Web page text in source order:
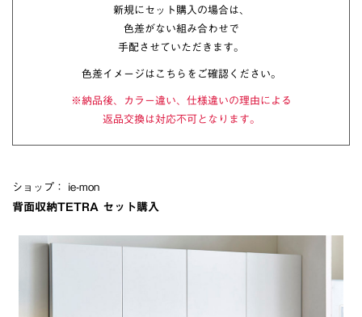
新規にセット購入の場合は、
色差がない組み合わせで
手配させていただきます。
色差イメージはこちらをご確認ください。
※納品後、カラー違い、仕様違いの理由による
返品交換は対応不可となります。
ショップ： ie-mon
背面収納TETRA セット購入